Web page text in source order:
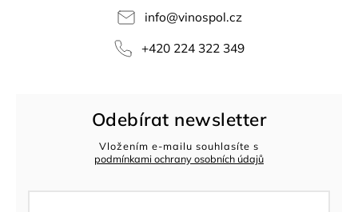
info@vinospol.cz
+420 224 322 349
Odebírat newsletter
Vložením e-mailu souhlasíte s
podmínkami ochrany osobních údajů